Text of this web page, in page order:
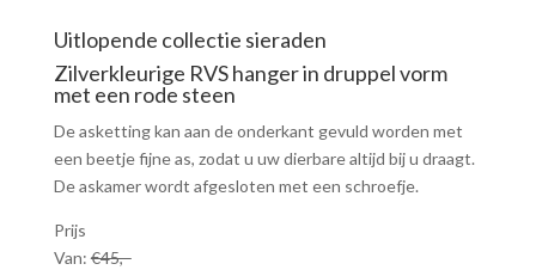
Uitlopende collectie sieraden
Zilverkleurige RVS hanger in druppel vorm
met een rode steen
De asketting kan aan de onderkant gevuld worden met
een beetje fijne as, zodat u uw dierbare altijd bij u draagt.
De askamer wordt afgesloten met een schroefje.
Prijs
Van:€45,-